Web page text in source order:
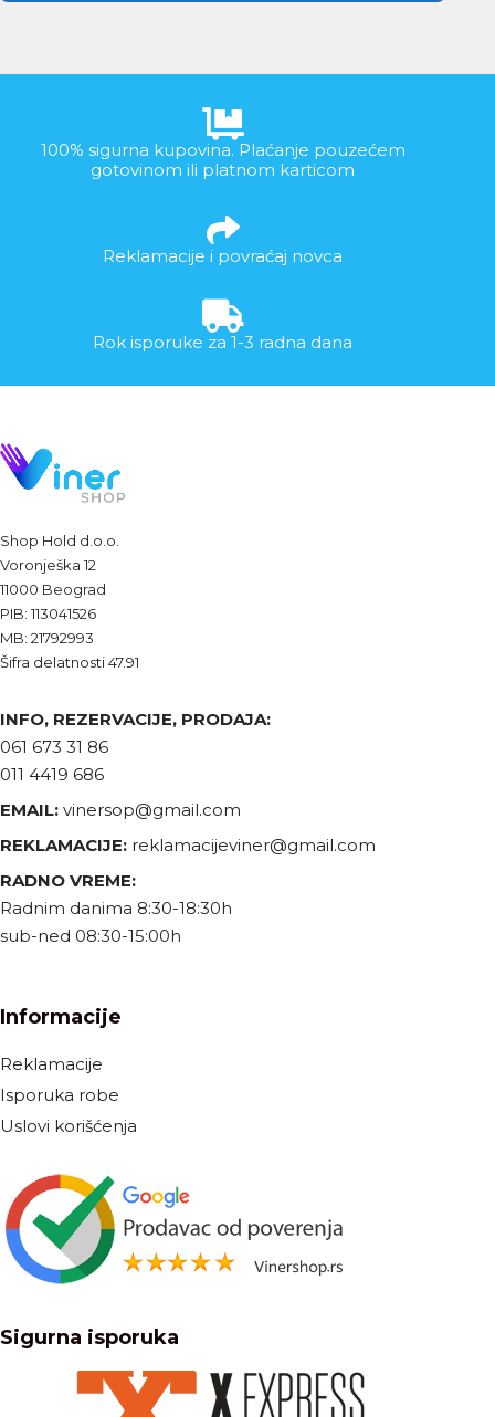
100% sigurna kupovina. Plaćanje pouzećem
gotovinom ili platnom karticom
Reklamacije i povraćaj novca
Rok isporuke za 1-3 radna dana
Shop Hold d.o.o.
Voronješka 12
11000 Beograd
PIB: 113041526
MB: 21792993
Šifra delatnosti 47.91
INFO, REZERVACIJE, PRODAJA:
061 673 31 86
011 4419 686
EMAIL: vinersop@gmail.com
REKLAMACIJE: reklamacijeviner@gmail.com
RADNO VREME:
Radnim danima 8:30-18:30h
sub-ned 08:30-15:00h
Informacije
Reklamacije
Isporuka robe
Uslovi korišćenja
Sigurna isporuka